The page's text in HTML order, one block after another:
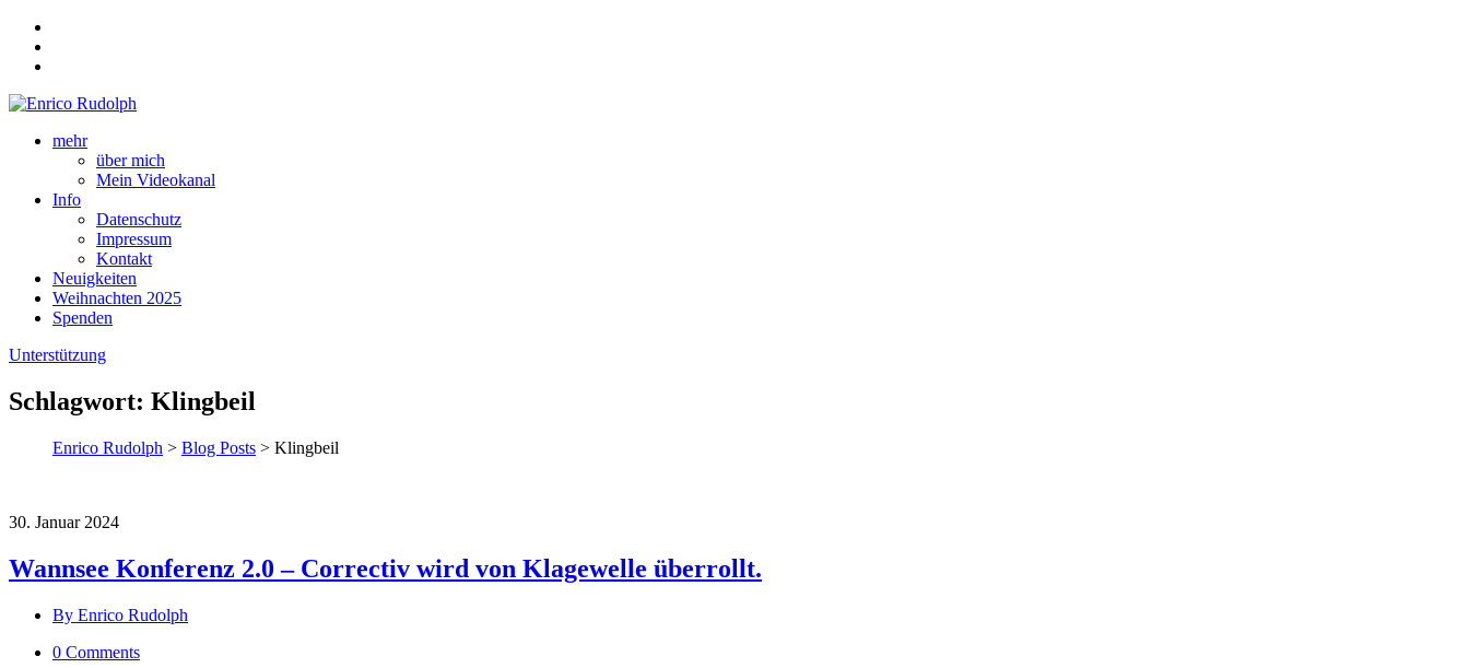
mehr
über mich
Mein Videokanal
Info
Datenschutz
Impressum
Kontakt
Neuigkeiten
Weihnachten 2025
Spenden
Unterstützung
Schlagwort: Klingbeil
Enrico Rudolph > Blog Posts > Klingbeil
30. Januar 2024
Wannsee Konferenz 2.0 – Correctiv wird von Klagewelle überrollt.
By Enrico Rudolph
0 Comments